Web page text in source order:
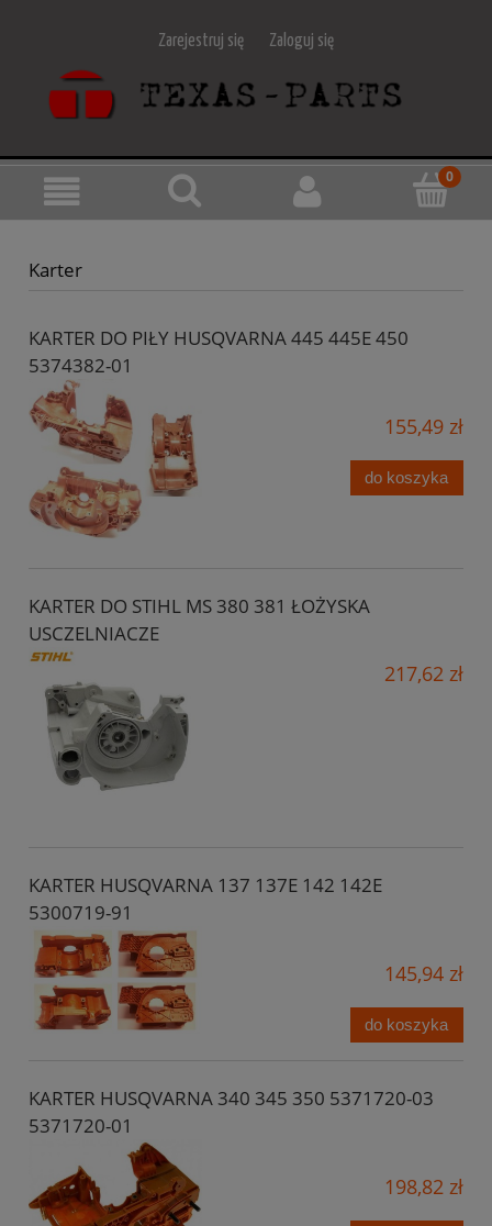
Zarejestruj się Zaloguj się
Karter
KARTER DO PIŁY HUSQVARNA 445 445E 450
5374382-01
155,49 zł
do koszyka
KARTER DO STIHL MS 380 381 ŁOŻYSKA
USCZELNIACZE
217,62 zł
KARTER HUSQVARNA 137 137E 142 142E
5300719-91
145,94 zł
do koszyka
KARTER HUSQVARNA 340 345 350 5371720-03
5371720-01
198,82 zł